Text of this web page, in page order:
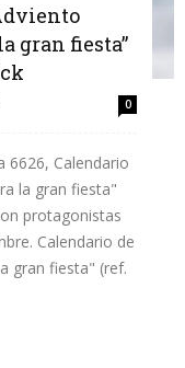
gran fiesta”
0
6626, Calendario
la gran fiesta"
protagonistas
Calendario de
gran fiesta" (ref.